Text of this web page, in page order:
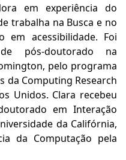
em experiência do
trabalha na Busca e no
em acessibilidade. Foi
pós-doutorado na
pelo programa
da Computing Research
Unidos. Clara recebeu
em Interação
da Califórnia,
da Computação pela